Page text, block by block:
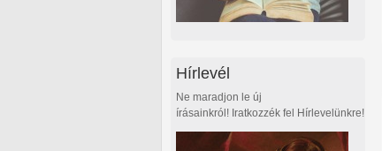
Hírlevél
Ne maradjon le új
írásainkról! Iratkozzék fel Hírlevelünkre!